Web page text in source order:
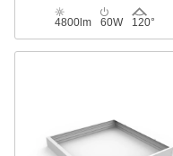
4800lm 60W 120°